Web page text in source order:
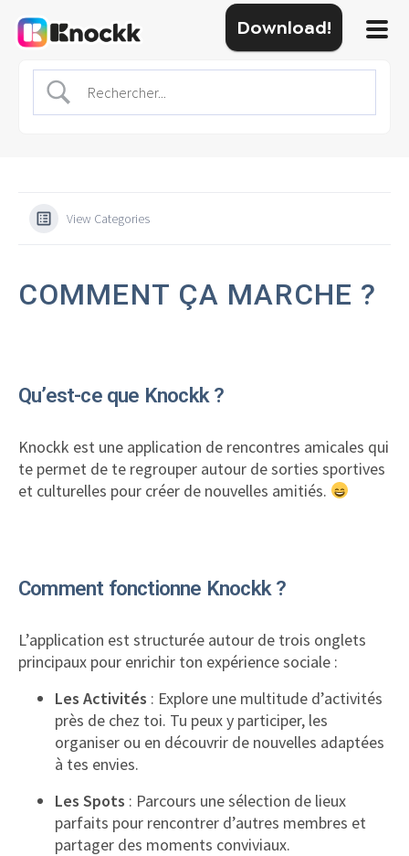
Download!
View Categories
COMMENT ÇA MARCHE ?
Qu’est-ce que Knockk ?
Knockk est une application de rencontres amicales qui
te permet de te regrouper autour de sorties sportives
et culturelles pour créer de nouvelles amitiés.
Comment fonctionne Knockk ?
L’application est structurée autour de trois onglets
principaux pour enrichir ton expérience sociale :
Les Activités : Explore une multitude d’activités
près de chez toi. Tu peux y participer, les
organiser ou en découvrir de nouvelles adaptées
à tes envies.
Les Spots : Parcours une sélection de lieux
parfaits pour rencontrer d’autres membres et
partager des moments conviviaux.